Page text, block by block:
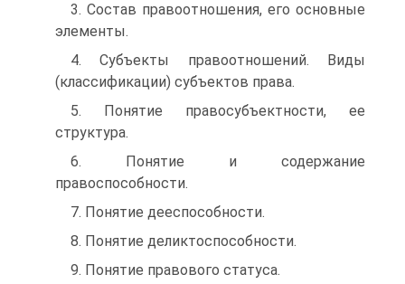
3. Состав правоотношения, его основные
элементы.
4. Субъекты правоотношений. Виды
(классификации) субъектов права.
5. Понятие правосубъектности, ее
структура.
6. Понятие и содержание
правоспособности.
7. Понятие дееспособности.
8. Понятие деликтоспособности.
9. Понятие правового статуса.